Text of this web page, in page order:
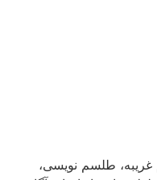
طلسم نویسی،